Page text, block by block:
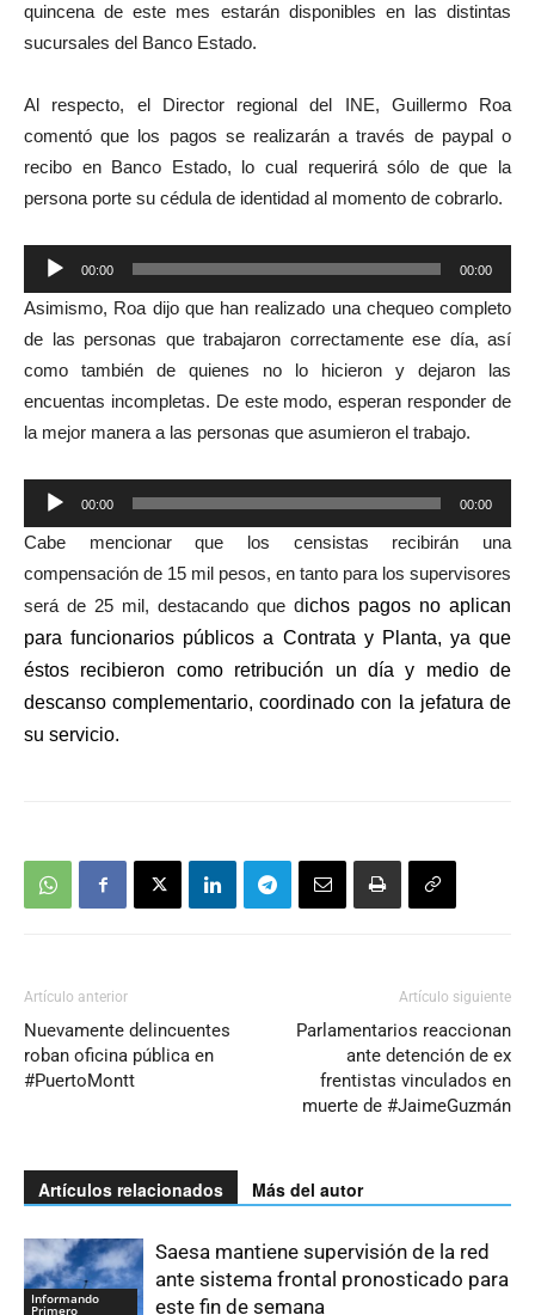
quincena de este mes estarán disponibles en las distintas
sucursales del Banco Estado.
Al respecto, el Director regional del INE, Guillermo Roa
comentó que los pagos se realizarán a través de paypal o
recibo en Banco Estado, lo cual requerirá sólo de que la
persona porte su cédula de identidad al momento de cobrarlo.
Reproductor
de
audio
00:00 00:00
Asimismo, Roa dijo que han realizado una chequeo completo
de las personas que trabajaron correctamente ese día, así
como también de quienes no lo hicieron y dejaron las
encuentas incompletas. De este modo, esperan responder de
la mejor manera a las personas que asumieron el trabajo.
Reproductor
de
audio
00:00 00:00
Cabe mencionar que los censistas recibirán una
compensación de 15 mil pesos, en tanto para los supervisores
será de 25 mil, destacando que dichos pagos no aplican
para funcionarios públicos a Contrata y Planta, ya que
éstos recibieron como retribución un día y medio de
descanso complementario, coordinado con la jefatura de
su servicio.
Artículo anterior
Nuevamente delincuentes
roban oficina pública en
#PuertoMontt
Artículo siguiente
Parlamentarios reaccionan
ante detención de ex
frentistas vinculados en
muerte de #JaimeGuzmán
Artículos relacionados Más del autor
Informando
Primero
Saesa mantiene supervisión de la red
ante sistema frontal pronosticado para
este fin de semana